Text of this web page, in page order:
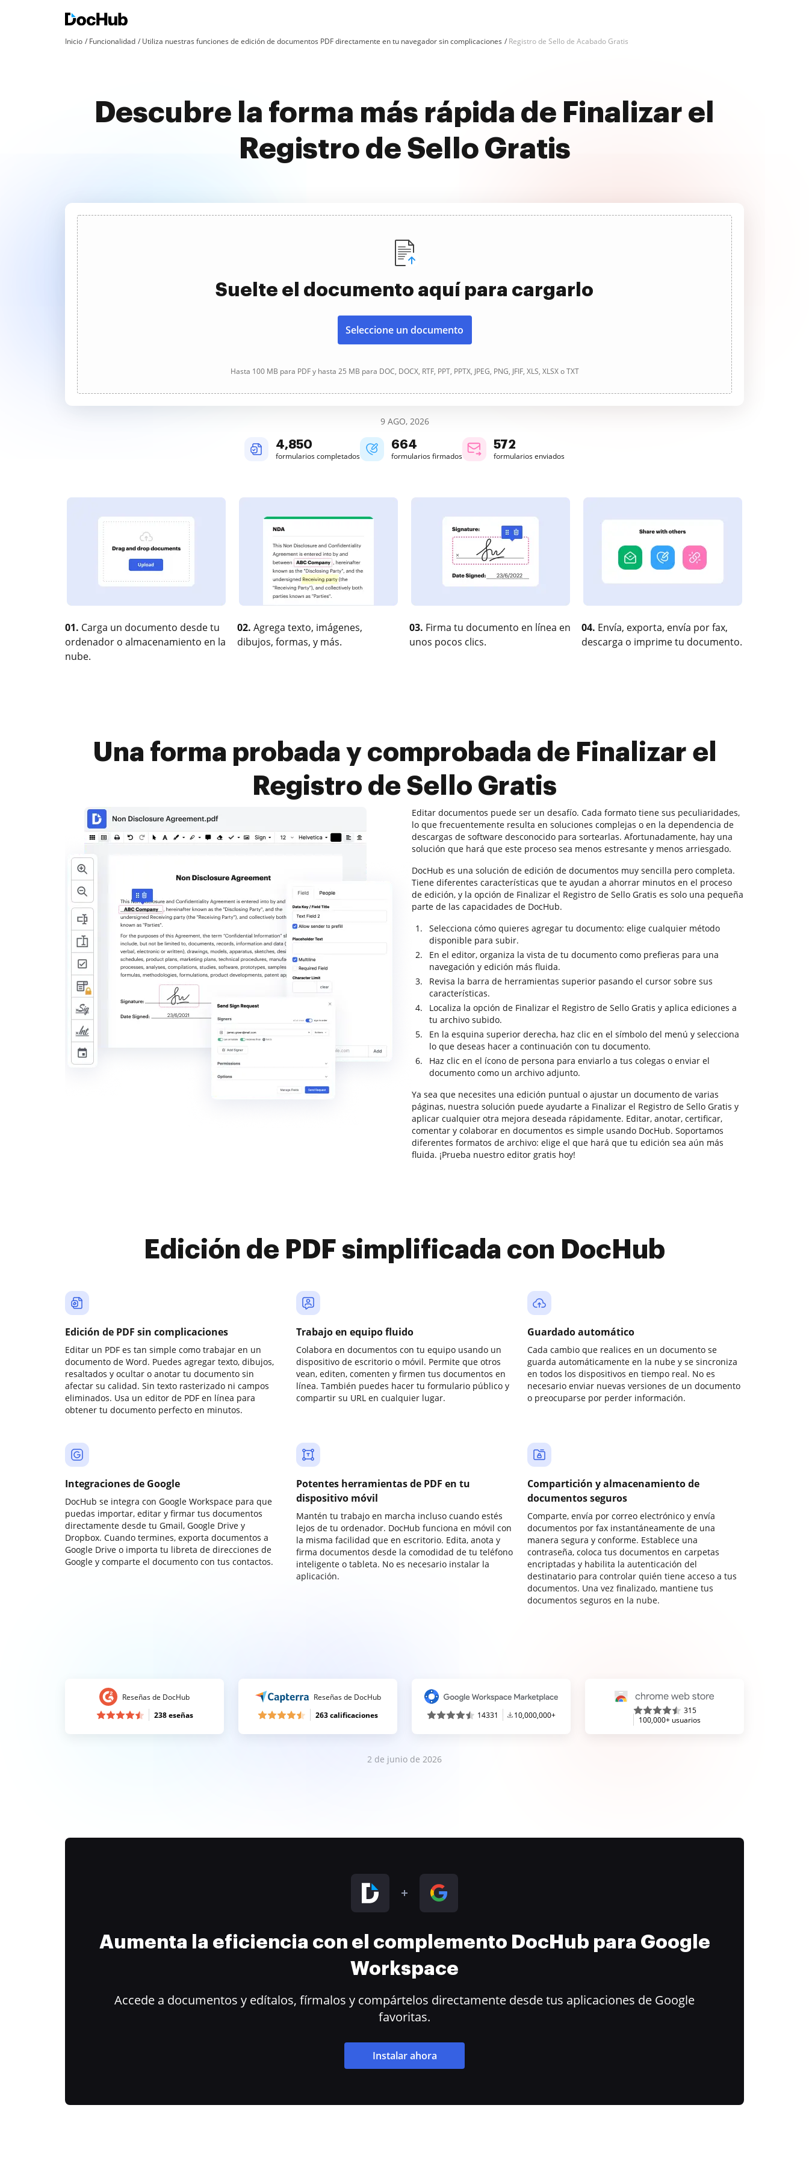
Inicio Funcionalidad Utiliza nuestras funciones de edición de documentos PDF directamente en tu navegador sin complicaciones Registro de Sello de Acabado Gratis
Descubre la forma más rápida de Finalizar el
Registro de Sello Gratis
Suelte el documento aquí para cargarlo
Seleccione un documento
Hasta 100 MB para PDF y hasta 25 MB para DOC, DOCX, RTF, PPT, PPTX, JPEG, PNG, JFIF, XLS, XLSX o TXT
9 AGO, 2026
4,851
formularios completados
664
formularios firmados
572
formularios enviados
01. Carga un documento desde tu
ordenador o almacenamiento en la
nube.
02. Agrega texto, imágenes,
dibujos, formas, y más.
03. Firma tu documento en línea en
unos pocos clics.
04. Envía, exporta, envía por fax,
descarga o imprime tu documento.
Una forma probada y comprobada de Finalizar el
Registro de Sello Gratis
Editar documentos puede ser un desafío. Cada formato tiene sus peculiaridades,
lo que frecuentemente resulta en soluciones complejas o en la dependencia de
descargas de software desconocido para sortearlas. Afortunadamente, hay una
solución que hará que este proceso sea menos estresante y menos arriesgado.
DocHub es una solución de edición de documentos muy sencilla pero completa.
Tiene diferentes características que te ayudan a ahorrar minutos en el proceso
de edición, y la opción de Finalizar el Registro de Sello Gratis es solo una pequeña
parte de las capacidades de DocHub.
Selecciona cómo quieres agregar tu documento: elige cualquier método
disponible para subir.
En el editor, organiza la vista de tu documento como prefieras para una
navegación y edición más fluida.
Revisa la barra de herramientas superior pasando el cursor sobre sus
características.
Localiza la opción de Finalizar el Registro de Sello Gratis y aplica ediciones a
tu archivo subido.
En la esquina superior derecha, haz clic en el símbolo del menú y selecciona
lo que deseas hacer a continuación con tu documento.
Haz clic en el ícono de persona para enviarlo a tus colegas o enviar el
documento como un archivo adjunto.
Ya sea que necesites una edición puntual o ajustar un documento de varias
páginas, nuestra solución puede ayudarte a Finalizar el Registro de Sello Gratis y
aplicar cualquier otra mejora deseada rápidamente. Editar, anotar, certificar,
comentar y colaborar en documentos es simple usando DocHub. Soportamos
diferentes formatos de archivo: elige el que hará que tu edición sea aún más
fluida. ¡Prueba nuestro editor gratis hoy!
Edición de PDF simplificada con DocHub
Edición de PDF sin complicaciones
Editar un PDF es tan simple como trabajar en un
documento de Word. Puedes agregar texto, dibujos,
resaltados y ocultar o anotar tu documento sin
afectar su calidad. Sin texto rasterizado ni campos
eliminados. Usa un editor de PDF en línea para
obtener tu documento perfecto en minutos.
Trabajo en equipo fluido
Colabora en documentos con tu equipo usando un
dispositivo de escritorio o móvil. Permite que otros
vean, editen, comenten y firmen tus documentos en
línea. También puedes hacer tu formulario público y
compartir su URL en cualquier lugar.
Guardado automático
Cada cambio que realices en un documento se
guarda automáticamente en la nube y se sincroniza
en todos los dispositivos en tiempo real. No es
necesario enviar nuevas versiones de un documento
o preocuparse por perder información.
Integraciones de Google
DocHub se integra con Google Workspace para que
puedas importar, editar y firmar tus documentos
directamente desde tu Gmail, Google Drive y
Dropbox. Cuando termines, exporta documentos a
Google Drive o importa tu libreta de direcciones de
Google y comparte el documento con tus contactos.
Potentes herramientas de PDF en tu
dispositivo móvil
Mantén tu trabajo en marcha incluso cuando estés
lejos de tu ordenador. DocHub funciona en móvil con
la misma facilidad que en escritorio. Edita, anota y
firma documentos desde la comodidad de tu teléfono
inteligente o tableta. No es necesario instalar la
aplicación.
Compartición y almacenamiento de
documentos seguros
Comparte, envía por correo electrónico y envía
documentos por fax instantáneamente de una
manera segura y conforme. Establece una
contraseña, coloca tus documentos en carpetas
encriptadas y habilita la autenticación del
destinatario para controlar quién tiene acceso a tus
documentos. Una vez finalizado, mantiene tus
documentos seguros en la nube.
Reseñas de DocHub
238 eseñas
Reseñas de DocHub
263 calificaciones
14331 10,000,000+
315
100,000+ usuarios
2 de junio de 2026
Aumenta la eficiencia con el complemento DocHub para Google
Workspace
Accede a documentos y edítalos, fírmalos y compártelos directamente desde tus aplicaciones de Google
favoritas.
Instalar ahora